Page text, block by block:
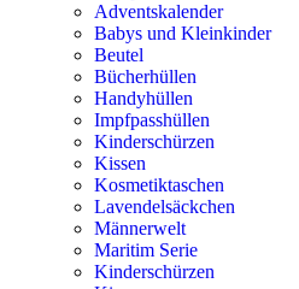
Adventskalender
Babys und Kleinkinder
Beutel
Bücherhüllen
Handyhüllen
Impfpasshüllen
Kinderschürzen
Kissen
Kosmetiktaschen
Lavendelsäckchen
Männerwelt
Maritim Serie
Kinderschürzen